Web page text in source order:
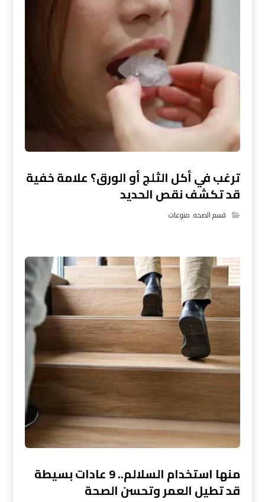
ترغب في أكل الثلج أو الورق؟ علامة خفية
قد تكشف نقص الحديد
قسم الصحه,منوعات
منها استخدام السلالم.. 9 عادات بسيطة
قد تطيل العمر وتحسن الصحة